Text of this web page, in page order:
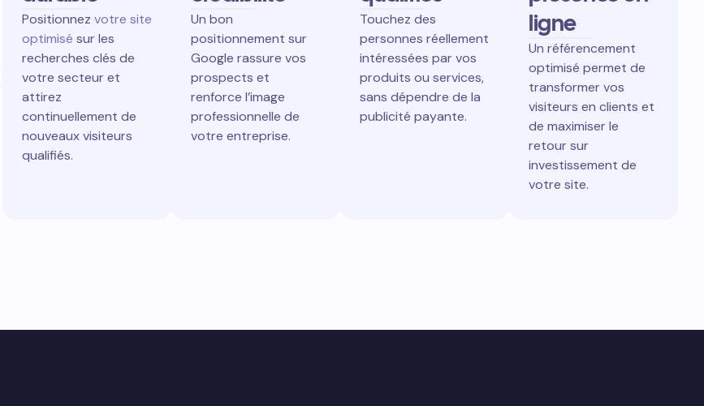
Positionnez votre site
optimisé sur les
recherches clés de
votre secteur et
attirez
continuellement de
nouveaux visiteurs
qualifiés.
Un bon
positionnement sur
Google rassure vos
prospects et
renforce l’image
professionnelle de
votre entreprise.
Touchez des
personnes réellement
intéressées par vos
produits ou services,
sans dépendre de la
publicité payante.
ligne
Un référencement
optimisé permet de
transformer vos
visiteurs en clients et
de maximiser le
retour sur
investissement de
votre site.